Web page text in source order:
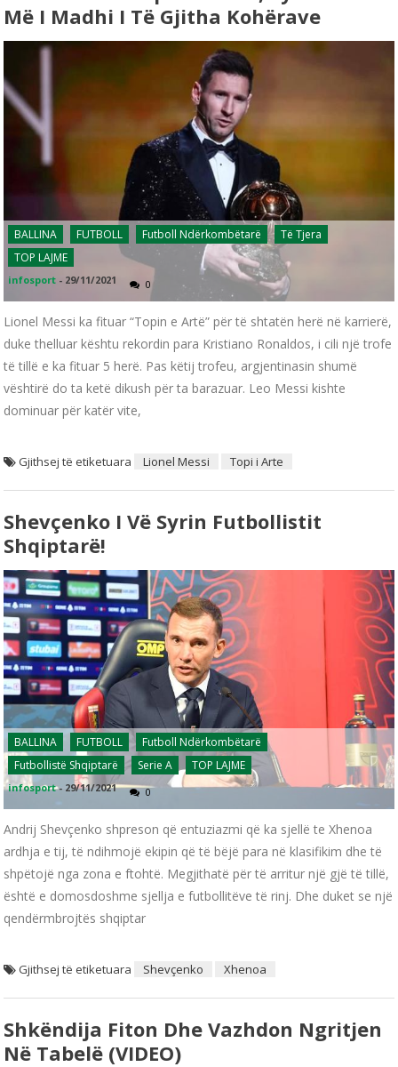
Më I Madhi I Të Gjitha Kohërave
BALLINA FUTBOLL Futboll Ndërkombëtarë
Të Tjera
TOP LAJME
infosport - 29/11/2021 0
Lionel Messi ka fituar “Topin e Artë” për të shtatën herë në karrierë,
duke thelluar kështu rekordin para Kristiano Ronaldos, i cili një trofe
të tillë e ka fituar 5 herë. Pas këtij trofeu, argjentinasin shumë
vështirë do ta ketë dikush për ta barazuar. Leo Messi kishte
dominuar për katër vite,
Gjithsej të etiketuara Lionel Messi Topi i Arte
Shevçenko I Vë Syrin Futbollistit
Shqiptarë!
BALLINA FUTBOLL
Futboll Ndërkombëtarë
Futbollistë Shqiptarë
Serie A TOP LAJME
infosport - 29/11/2021 0
Andrij Shevçenko shpreson që entuziazmi që ka sjellë te Xhenoa
ardhja e tij, të ndihmojë ekipin që të bëjë para në klasifikim dhe të
shpëtojë nga zona e ftohtë. Megjithatë për të arritur një gjë të tillë,
është e domosdoshme sjellja e futbollitëve të rinj. Dhe duket se një
qendërmbrojtës shqiptar
Gjithsej të etiketuara Shevçenko Xhenoa
Shkëndija Fiton Dhe Vazhdon Ngritjen
Në Tabelë (VIDEO)